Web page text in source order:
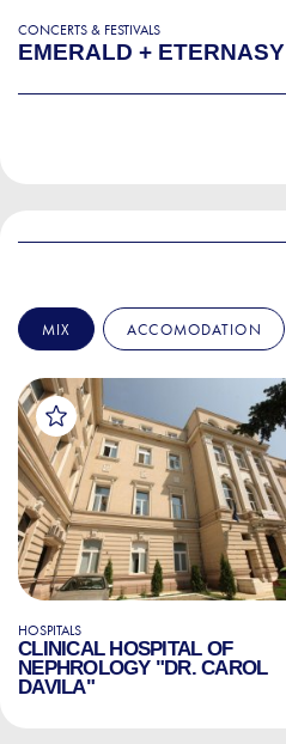
CONCERTS & FESTIVALS
EMERALD + ETERNASY
MIX ACCOMODATION
HOSPITALS
CLINICAL HOSPITAL OF
NEPHROLOGY "DR. CAROL
DAVILA"